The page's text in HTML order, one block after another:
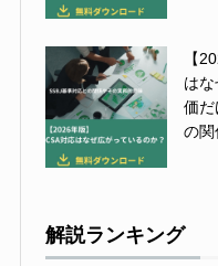
【
は
価だ
の
解説ランキング